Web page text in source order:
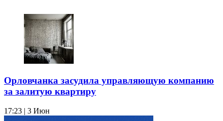
Орловчанка засудила управляющую компанию
за залитую квартиру
17:23 | 3 Июн